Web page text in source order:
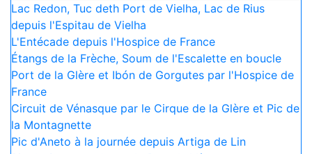
Lac Redon, Tuc deth Port de Vielha, Lac de Rius
depuis l'Espitau de Vielha
L'Entécade depuis l'Hospice de France
Étangs de la Frèche, Soum de l'Escalette en boucle
Port de la Glère et Ibón de Gorgutes par l'Hospice de
France
Circuit de Vénasque par le Cirque de la Glère et Pic de
la Montagnette
Pic d'Aneto à la journée depuis Artiga de Lin